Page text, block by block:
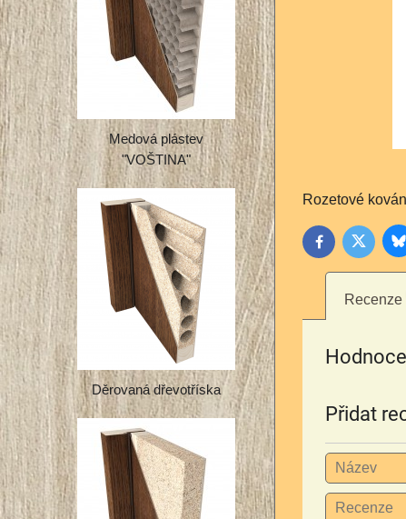
Rozetové
FacebookTwitter
Recenze
Přidat
Medová plástev
"VOŠTINA"
Děrovaná dřevotříska